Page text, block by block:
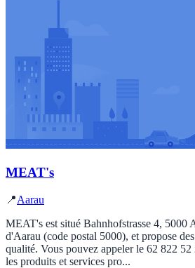
MEAT's
📍Aarau
MEAT's est situé Bahnhofstrasse 4, 5000
d'Aarau (code postal 5000), et propose
qualité. Vous pouvez appeler le 62 822
les produits et services pro...